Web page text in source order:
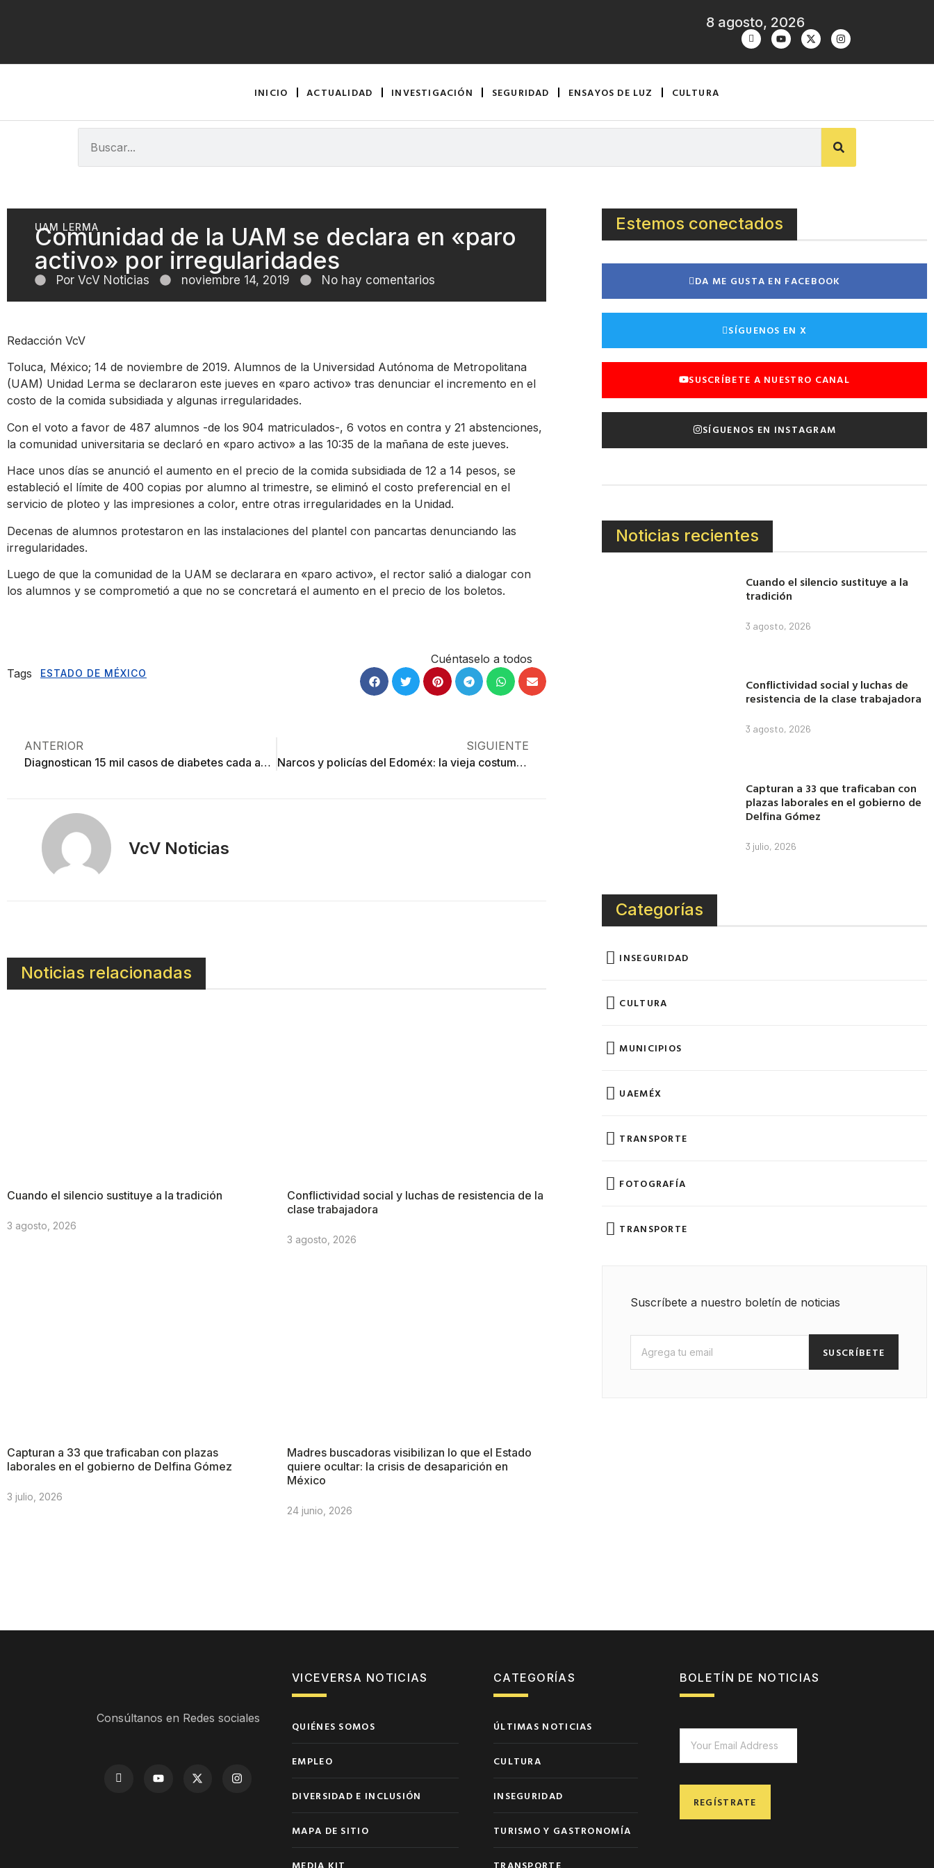
8 agosto, 2026
INICIO ACTUALIDAD INVESTIGACIÓN SEGURIDAD ENSAYOS DE LUZ CULTURA
UAM LERMA
Comunidad de la UAM se declara en «paro
activo» por irregularidades
Por VcV Noticias noviembre 14, 2019 No hay comentarios
Redacción VcV
Toluca, México; 14 de noviembre de 2019. Alumnos de la Universidad Autónoma de Metropolitana
(UAM) Unidad Lerma se declararon este jueves en «paro activo» tras denunciar el incremento en el
costo de la comida subsidiada y algunas irregularidades.
Con el voto a favor de 487 alumnos -de los 904 matriculados-, 6 votos en contra y 21 abstenciones,
la comunidad universitaria se declaró en «paro activo» a las 10:35 de la mañana de este jueves.
Hace unos días se anunció el aumento en el precio de la comida subsidiada de 12 a 14 pesos, se
estableció el límite de 400 copias por alumno al trimestre, se eliminó el costo preferencial en el
servicio de ploteo y las impresiones a color, entre otras irregularidades en la Unidad.
Decenas de alumnos protestaron en las instalaciones del plantel con pancartas denunciando las
irregularidades.
Luego de que la comunidad de la UAM se declarara en «paro activo», el rector salió a dialogar con
los alumnos y se comprometió a que no se concretará el aumento en el precio de los boletos.
Tags ESTADO DE MÉXICO
Cuéntaselo a todos
ANTERIOR
Diagnostican 15 mil casos de diabetes cada año en el Edoméx
SIGUIENTE
Narcos y policías del Edoméx: la vieja costumbre de negociar
VcV Noticias
Noticias relacionadas
Cuando el silencio sustituye a la tradición
3 agosto, 2026
Conflictividad social y luchas de resistencia de la
clase trabajadora
3 agosto, 2026
Capturan a 33 que traficaban con plazas
laborales en el gobierno de Delfina Gómez
3 julio, 2026
Madres buscadoras visibilizan lo que el Estado
quiere ocultar: la crisis de desaparición en
México
24 junio, 2026
Estemos conectados
DA ME GUSTA EN FACEBOOK
SÍGUENOS EN X
SUSCRÍBETE A NUESTRO CANAL
SÍGUENOS EN INSTAGRAM
Noticias recientes
Cuando el silencio sustituye a la
tradición
3 agosto, 2026
Conflictividad social y luchas de
resistencia de la clase trabajadora
3 agosto, 2026
Capturan a 33 que traficaban con
plazas laborales en el gobierno de
Delfina Gómez
3 julio, 2026
Categorías
INSEGURIDAD
CULTURA
MUNICIPIOS
UAEMÉX
TRANSPORTE
FOTOGRAFÍA
TRANSPORTE
Suscríbete a nuestro boletín de noticias
SUSCRÍBETE
Consúltanos en Redes sociales
VICEVERSA NOTICIAS
QUIÉNES SOMOS
EMPLEO
DIVERSIDAD E INCLUSIÓN
MAPA DE SITIO
MEDIA KIT
CATEGORÍAS
ÚLTIMAS NOTICIAS
CULTURA
INSEGURIDAD
TURISMO Y GASTRONOMÍA
TRANSPORTE
BOLETÍN DE NOTICIAS
REGÍSTRATE